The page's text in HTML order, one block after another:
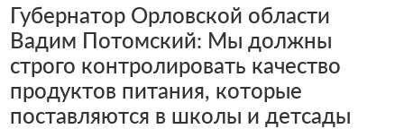
Губернатор Орловской области
Вадим Потомский: Мы должны
строго контролировать качество
продуктов питания, которые
поставляются в школы и детсады